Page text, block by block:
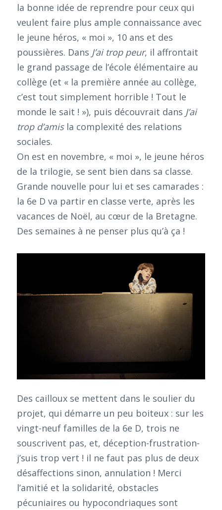
la bonne idée de reprendre pour ceux qui
veulent faire plus ample connaissance avec
le jeune héros, « moi », 10 ans et des
poussières. Dans J’ai trop peur, il affrontait
le grand passage de l’école élémentaire au
collège (et « la première année au collège,
c’est tout simplement horrible ! Tout le
monde le sait ! »), puis découvrait dans J’ai
trop d’amisla complexité des relations
sociales.
On est en novembre, « moi », le jeune héros
de la trilogie, se sent bien dans sa classe.
Grande nouvelle pour lui et ses camarades :
la 6e D va partir en classe verte, après les
vacances de Noël, au cœur de la Bretagne.
Des semaines à ne penser plus qu’à ça !
Des cailloux se mettent dans le soulier du
projet, qui démarre un peu boiteux : sur les
vingt-neuf familles de la 6e D, trois ne
souscrivent pas, et, déception-frustration-
j’suis trop vert ! il ne faut pas plus de deux
désaffections sinon, annulation ! Merci
l’amitié et la solidarité, obstacles
pécuniaires ou hypocondriaques sont